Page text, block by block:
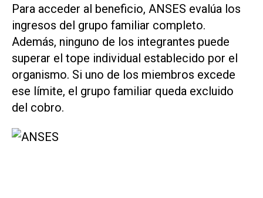
Para acceder al beneficio, ANSES evalúa los
ingresos del grupo familiar completo.
Además, ninguno de los integrantes puede
superar el tope individual establecido por el
organismo. Si uno de los miembros excede
ese límite, el grupo familiar queda excluido
del cobro.